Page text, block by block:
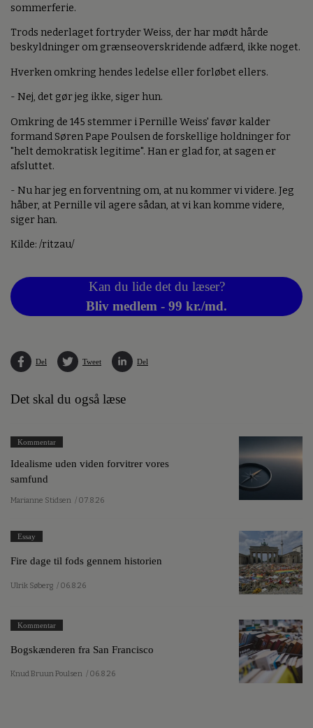
sommerferie.
Trods nederlaget fortryder Weiss, der har mødt hårde
beskyldninger om grænseoverskridende adfærd, ikke noget.
Hverken omkring hendes ledelse eller forløbet ellers.
- Nej, det gør jeg ikke, siger hun.
Omkring de 145 stemmer i Pernille Weiss' favør kalder
formand Søren Pape Poulsen de forskellige holdninger for
"helt demokratisk legitime". Han er glad for, at sagen er
afsluttet.
- Nu har jeg en forventning om, at nu kommer vi videre. Jeg
håber, at Pernille vil agere sådan, at vi kan komme videre,
siger han.
Kilde: /ritzau/
Kan du lide det du læser?
Bliv medlem - 99 kr./md.
Del Tweet Del
Det skal du også læse
Kommentar
Idealisme uden viden forvitrer vores
samfund
Marianne Stidsen / 07.8.26
Essay
Fire dage til fods gennem historien
Ulrik Søberg / 06.8.26
Kommentar
Bogskænderen fra San Francisco
Knud Bruun Poulsen / 06.8.26